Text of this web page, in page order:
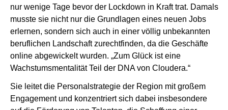
nur wenige Tage bevor der Lockdown in Kraft trat. Damals
musste sie nicht nur die Grundlagen eines neuen Jobs
erlernen, sondern sich auch in einer völlig unbekannten
beruflichen Landschaft zurechtfinden, da die Geschäfte
online abgewickelt wurden. „Zum Glück ist eine
Wachstumsmentalität Teil der DNA von Cloudera.“
Sie leitet die Personalstrategie der Region mit großem
Engagement und konzentriert sich dabei insbesondere